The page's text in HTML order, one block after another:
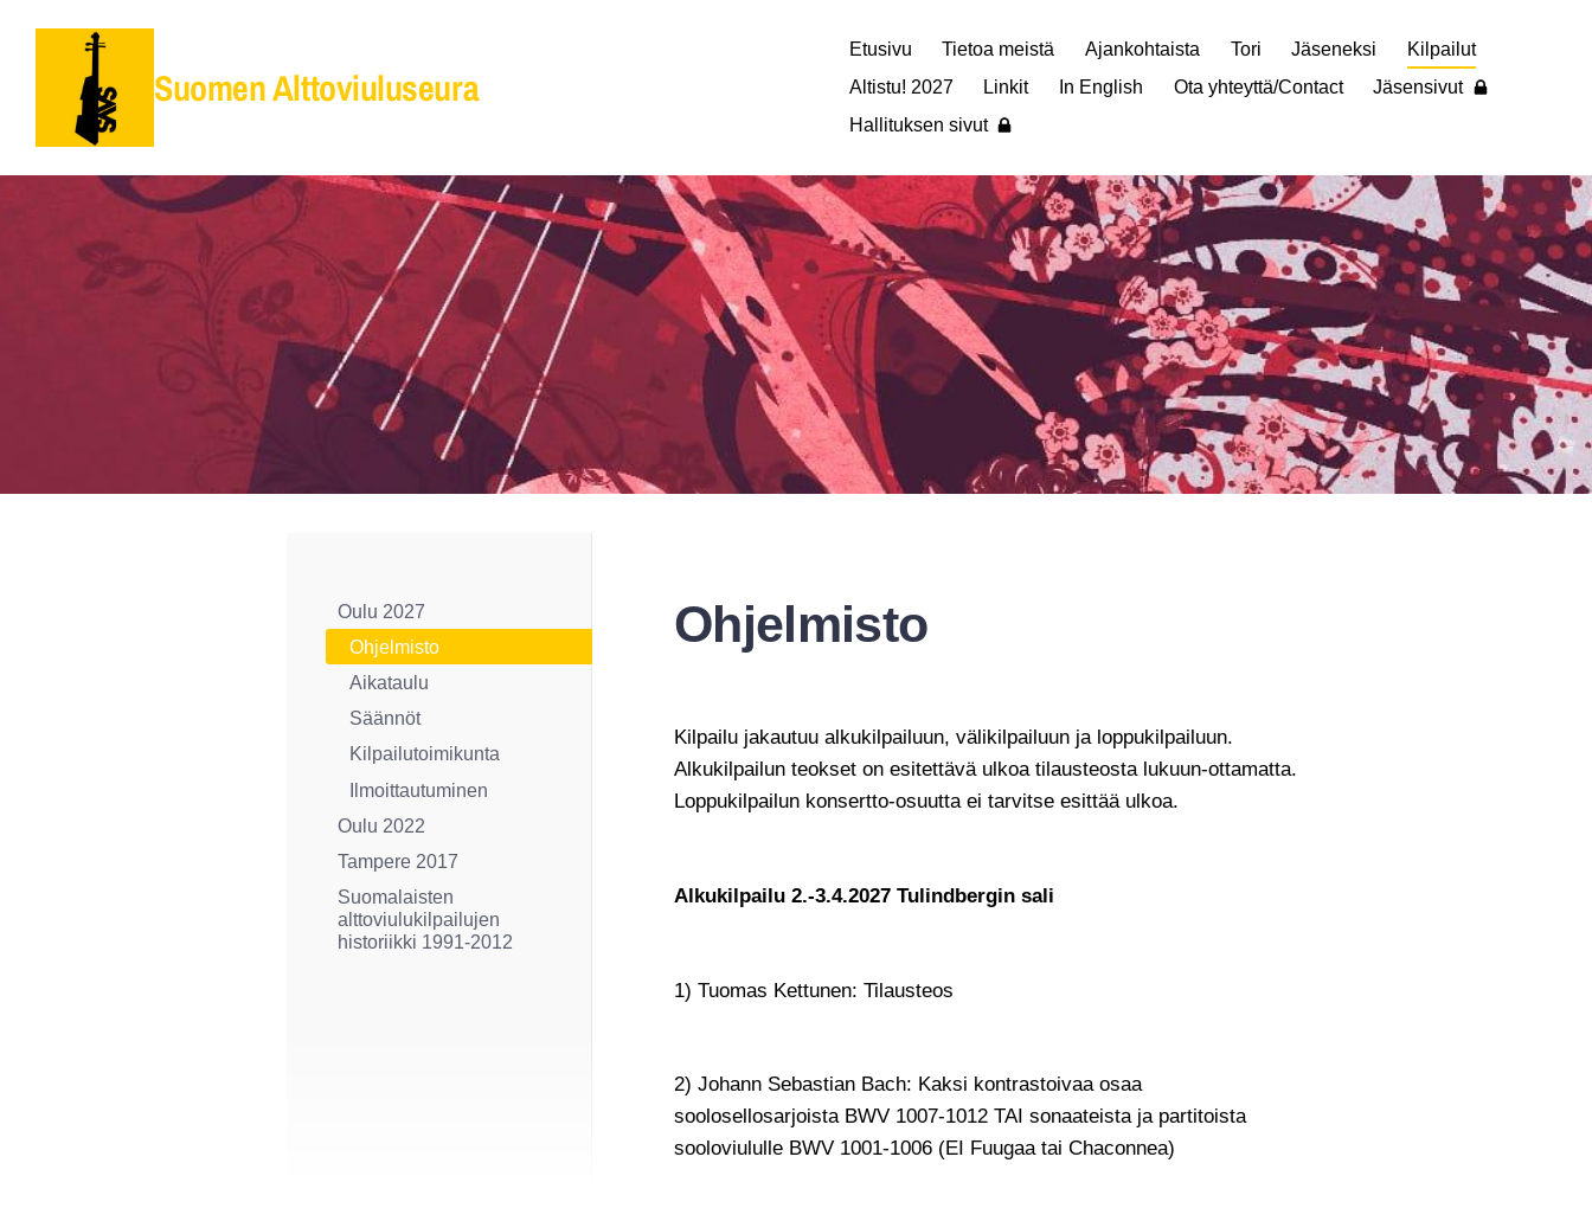
Siirry
sisältöön
Suomen Alttoviuluseura
Etusivu Tietoa meistä Ajankohtaista Tori Jäseneksi
Kilpailut
Altistu! 2027
Linkit In English Ota yhteyttä/Contact
Jäsensivut
Hallituksen sivut
Oulu 2027
Ohjelmisto
Aikataulu
Säännöt
Kilpailutoimikunta
Ilmoittautuminen
Oulu 2022
Tampere 2017
Suomalaisten
alttoviulukilpailujen
historiikki 1991-2012
Ohjelmisto
Kilpailu jakautuu alkukilpailuun, välikilpailuun ja loppukilpailuun.
Alkukilpailun teokset on esitettävä ulkoa tilausteosta lukuun-ottamatta.
Loppukilpailun konsertto-osuutta ei tarvitse esittää ulkoa.
Alkukilpailu 2.-3.4.2027 Tulindbergin sali
1) Tuomas Kettunen: Tilausteos
2) Johann Sebastian Bach: Kaksi kontrastoivaa osaa
soolosellosarjoista BWV 1007-1012 TAI sonaateista ja partitoista
sooloviululle BWV 1001-1006 (EI Fuugaa tai Chaconnea)